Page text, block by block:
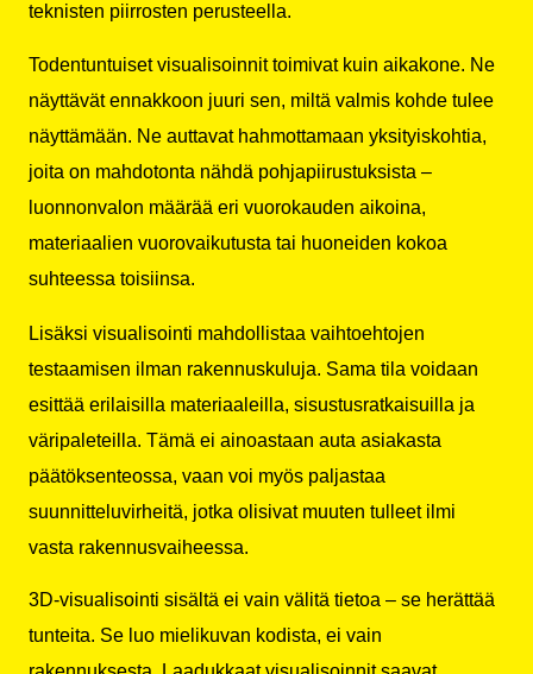
teknisten piirrosten perusteella.
Todentuntuiset visualisoinnit toimivat kuin aikakone. Ne
näyttävät ennakkoon juuri sen, miltä valmis kohde tulee
näyttämään. Ne auttavat hahmottamaan yksityiskohtia,
joita on mahdotonta nähdä pohjapiirustuksista –
luonnonvalon määrää eri vuorokauden aikoina,
materiaalien vuorovaikutusta tai huoneiden kokoa
suhteessa toisiinsa.
Lisäksi visualisointi mahdollistaa vaihtoehtojen
testaamisen ilman rakennuskuluja. Sama tila voidaan
esittää erilaisilla materiaaleilla, sisustusratkaisuilla ja
väripaleteilla. Tämä ei ainoastaan auta asiakasta
päätöksenteossa, vaan voi myös paljastaa
suunnitteluvirheitä, jotka olisivat muuten tulleet ilmi
vasta rakennusvaiheessa.
3D-visualisointi sisältä ei vain välitä tietoa – se herättää
tunteita. Se luo mielikuvan kodista, ei vain